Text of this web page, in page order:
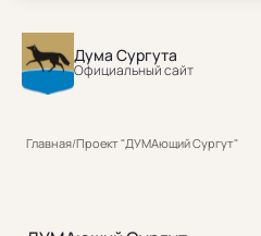
Дума Сургута
Официальный сайт
Главная/Проект "ДУМАющий Сургут"